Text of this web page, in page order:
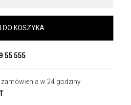
DO KOSZYKA
55 555
w 24 godziny